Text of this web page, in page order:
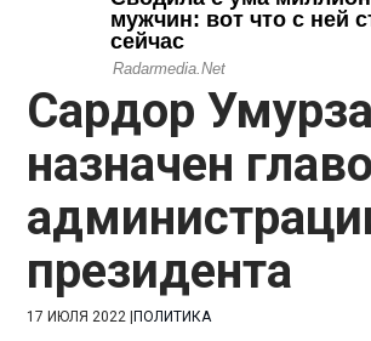
Сардор
назначен
президента
17 ИЮЛЯ 2022 |ПОЛИТИКА